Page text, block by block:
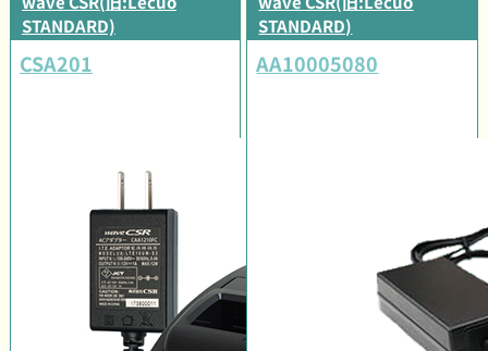
STANDARD)
CSA201
STANDARD)
AA10005080